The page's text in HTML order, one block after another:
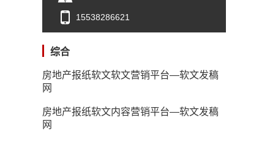
15538286621
综合
房地产报纸软文软文营销平台—软文发稿
网
房地产报纸软文内容营销平台—软文发稿
网